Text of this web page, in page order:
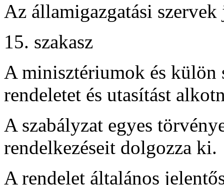
Az államigazgatási
15. szakasz
A minisztériumok és külön
rendeletet és utasítást
A szabályzat egyes
rendelkezéseit dolgozza ki.
A rendelet általános